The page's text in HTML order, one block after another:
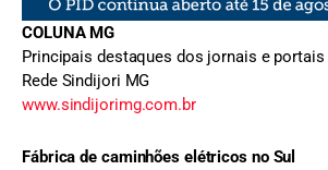
COLUNA MG
Principais destaques dos jornais e
Rede Sindijori MG
www.sindijorimg.com.br
Fábrica de caminhões elétricos no Sul